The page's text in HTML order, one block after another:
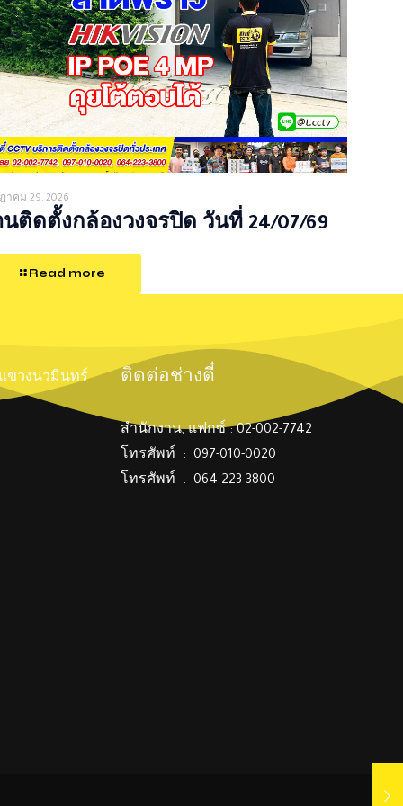
าคม 29, 2026
นติดตั้งกล้องวงจรปิด วันที่ 24/07/69
Read more
แขวงนวมินทร์ ติดต่อช่างตี๋
สำนักงาน, แฟกซ์ : 02-002-7742
โทรศัพท์ : 097-010-0020
โทรศัพท์ : 064-223-3800